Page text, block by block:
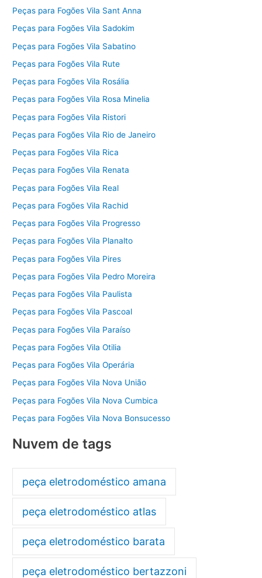
Peças para Fogões Vila Sant Anna
Peças para Fogões Vila Sadokim
Peças para Fogões Vila Sabatino
Peças para Fogões Vila Rute
Peças para Fogões Vila Rosália
Peças para Fogões Vila Rosa Minelia
Peças para Fogões Vila Ristori
Peças para Fogões Vila Rio de Janeiro
Peças para Fogões Vila Rica
Peças para Fogões Vila Renata
Peças para Fogões Vila Real
Peças para Fogões Vila Rachid
Peças para Fogões Vila Progresso
Peças para Fogões Vila Planalto
Peças para Fogões Vila Pires
Peças para Fogões Vila Pedro Moreira
Peças para Fogões Vila Paulista
Peças para Fogões Vila Pascoal
Peças para Fogões Vila Paraíso
Peças para Fogões Vila Otilia
Peças para Fogões Vila Operária
Peças para Fogões Vila Nova União
Peças para Fogões Vila Nova Cumbica
Peças para Fogões Vila Nova Bonsucesso
Nuvem de tags
peça eletrodoméstico amana
peça eletrodoméstico atlas
peça eletrodoméstico barata
peça eletrodoméstico bertazzoni